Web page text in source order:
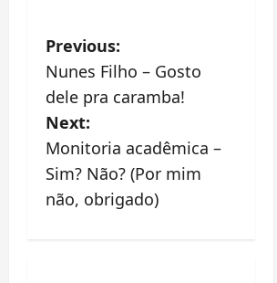
P
o
s
t
n
Previous:
Nunes Filho – Gosto
dele pra caramba!
Next:
Monitoria acadêmica –
Sim? Não? (Por mim
não, obrigado)